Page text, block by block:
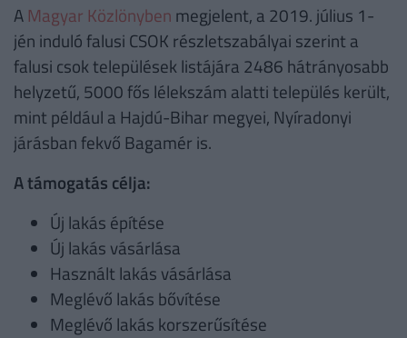
A Magyar Közlönyben megjelent, a 2019. július 1-
jén induló falusi CSOK részletszabályai szerint a
falusi csok települések listájára 2486 hátrányosabb
helyzetű, 5000 fős lélekszám alatti település került,
mint például a Hajdú-Bihar megyei, Nyíradonyi
járásban fekvő Bagamér is.
A támogatás célja:
Új lakás építése
Új lakás vásárlása
Használt lakás vásárlása
Meglévő lakás bővítése
Meglévő lakás korszerűsítése